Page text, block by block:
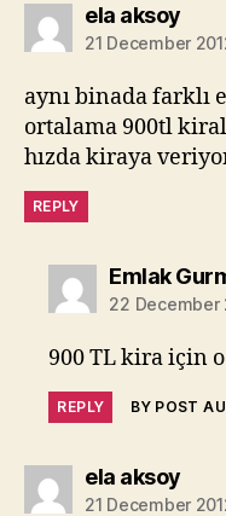
ela aksoysays:
21 December
aynı binada farklı
ortalama 900tl
hızda kiraya
REPLY
Emlak
22 December
900 TL kira için
REPLY BY POST
ela aksoysays:
21 December